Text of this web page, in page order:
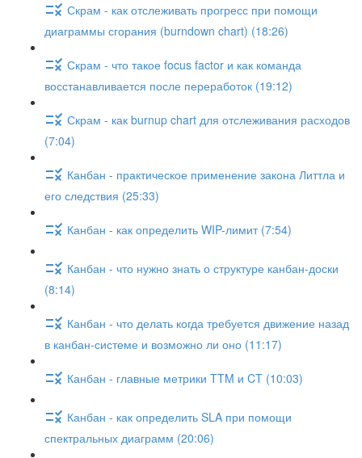
Скрам - как отслеживать прогресс при помощи
диаграммы сгорания (burndown chart) (18:26)
Скрам - что такое focus factor и как команда
восстанавливается после переработок (19:12)
Скрам - как burnup chart для отслеживания расходов
(7:04)
Канбан - практическое применение закона Литтла и
его следствия (25:33)
Канбан - как определить WIP-лимит (7:54)
Канбан - что нужно знать о структуре канбан-доски
(8:14)
Канбан - что делать когда требуется движение назад
в канбан-системе и возможно ли оно (11:17)
Канбан - главные метрики TTM и CT (10:03)
Канбан - как определить SLA при помощи
спектральных диаграмм (20:06)